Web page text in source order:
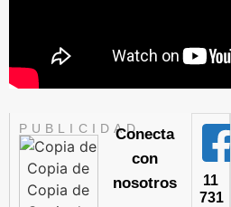
PUBLICIDADConecta
con
nosotros
11
731